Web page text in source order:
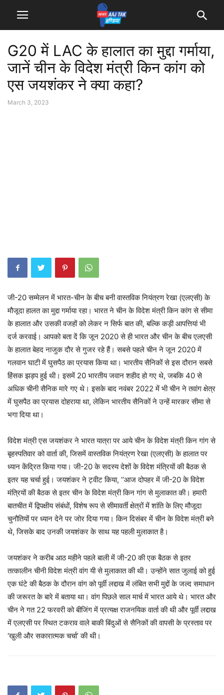
G20 में LAC के हालात का मुद्दा गर्माया,
जानें चीन के विदेश मंत्री किन कांग को
एस जयशंकर ने क्या कहा?
March 3, 2023
जी-20 सम्मेलन में भारत-चीन के बीच बनी वास्तविक नियंत्रण रेखा (एलएसी) के
मौजूदा हालत का मुद्दा गर्माया रहा। भारत ने चीन के विदेश मंत्री किन कांग से सीमा
के हालात और उसकी वजहों को लेकर न सिर्फ बात की, बल्कि कड़ी आपत्तियां भी
दर्ज करवाई। आपको बता दें कि जून 2020 से ही भारत और चीन के बीच एलएसी
के हालात बेहद नाजुक दौर से गुजर रहे हैं। सबसे पहले चीन ने जून 2020 में
गलवान घाटी में घुसपैठ का प्रयास किया था। भारतीय सैनिकों से इस दौरान सबसे
हिंसक झड़प हुई थी। इसमें 20 भारतीय जवान शहीद हो गए थे, जबकि 40 से
अधिक चीनी सैनिक मारे गए थे। इसके बाद नवंबर 2022 में भी चीन ने तवांग क्षेत्र
में घुसपैठ का प्रयास दोहराया था, लेकिन भारतीय सैनिकों ने उन्हें मारकर सीमा से
भगा दिया था।
विदेश मंत्री एस जयशंकर ने भारत यात्रा पर आये चीन के विदेश मंत्री किन गांग से
बृहस्पतिवार को वार्ता की, जिसमें वास्तविक नियंत्रण रेखा (एलएसी) के हालात पर
ध्यान केंद्रित किया गया। जी-20 के सदस्य देशों के विदेश मंत्रियों की बैठक से
इतर यह चर्चा हुई। जयशंकर ने ट्वीट किया, ‘‘आज दोपहर में जी-20 के विदेश
मंत्रियों की बैठक से इतर चीन के विदेश मंत्री किन गांग से मुलाकात की। हमारी
बातचीत में द्विपक्षीय संबंधों, विशेष रूप से सीमावर्ती क्षेत्रों में शांति के लिए मौजूदा
चुनौतियों पर ध्यान देने पर जोर दिया गया। किन दिसंबर में चीन के विदेश मंत्री बने
थे, जिसके बाद उनकी जयशंकर के साथ यह पहली मुलाकात है।
जयशंकर ने करीब आठ महीने पहले बाली में जी-20 की एक बैठक से इतर
तत्कालीन चीनी विदेश मंत्री वांग यी से मुलाकात की थी। उन्होंने सात जुलाई को हुई
एक घंटे की बैठक के दौरान वांग को पूर्वी लद्दाख में लंबित सभी मुद्दों के जल्द समाधान
की जरूरत के बारे में बताया था। वांग पिछले साल मार्च में भारत आये थे। भारत और
चीन ने गत 22 फरवरी को बीजिंग में प्रत्यक्ष राजनयिक वार्ता की थी और पूर्वी लद्दाख
में एलएसी पर स्थित टकराव वाले बाकी बिंदुओं से सैनिकों की वापसी के प्रस्ताव पर
‘खुली और सकारात्मक चर्चा’ की थी।